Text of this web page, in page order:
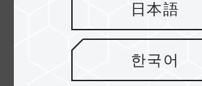
日本語
한국어